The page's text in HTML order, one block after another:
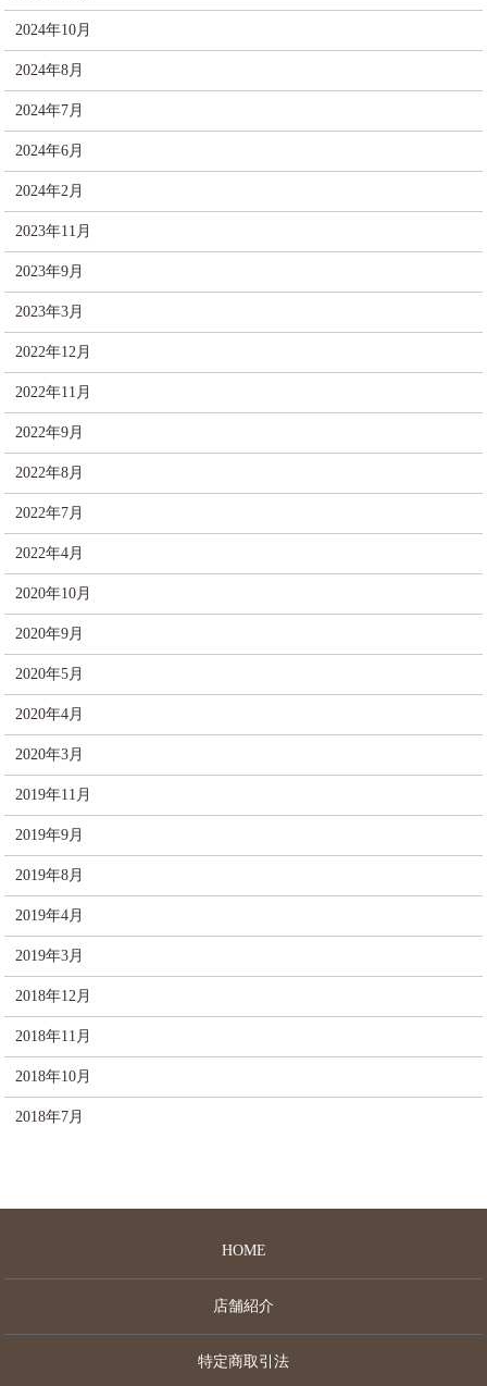
2024年10月
2024年8月
2024年7月
2024年6月
2024年2月
2023年11月
2023年9月
2023年3月
2022年12月
2022年11月
2022年9月
2022年8月
2022年7月
2022年4月
2020年10月
2020年9月
2020年5月
2020年4月
2020年3月
2019年11月
2019年9月
2019年8月
2019年4月
2019年3月
2018年12月
2018年11月
2018年10月
2018年7月
HOME
店舗紹介
特定商取引法